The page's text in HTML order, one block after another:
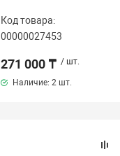
Код товара:
00000027453
271 000 ₸ / шт.
Наличие: 2 шт.